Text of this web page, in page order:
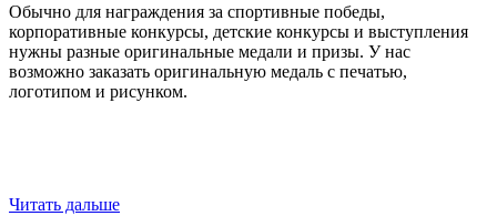
Обычно для награждения за спортивные победы,
корпоративные конкурсы, детские конкурсы и выступления
нужны разные оригинальные медали и призы. У нас
возможно заказать оригинальную медаль с печатью,
логотипом и рисунком.
Читать дальше